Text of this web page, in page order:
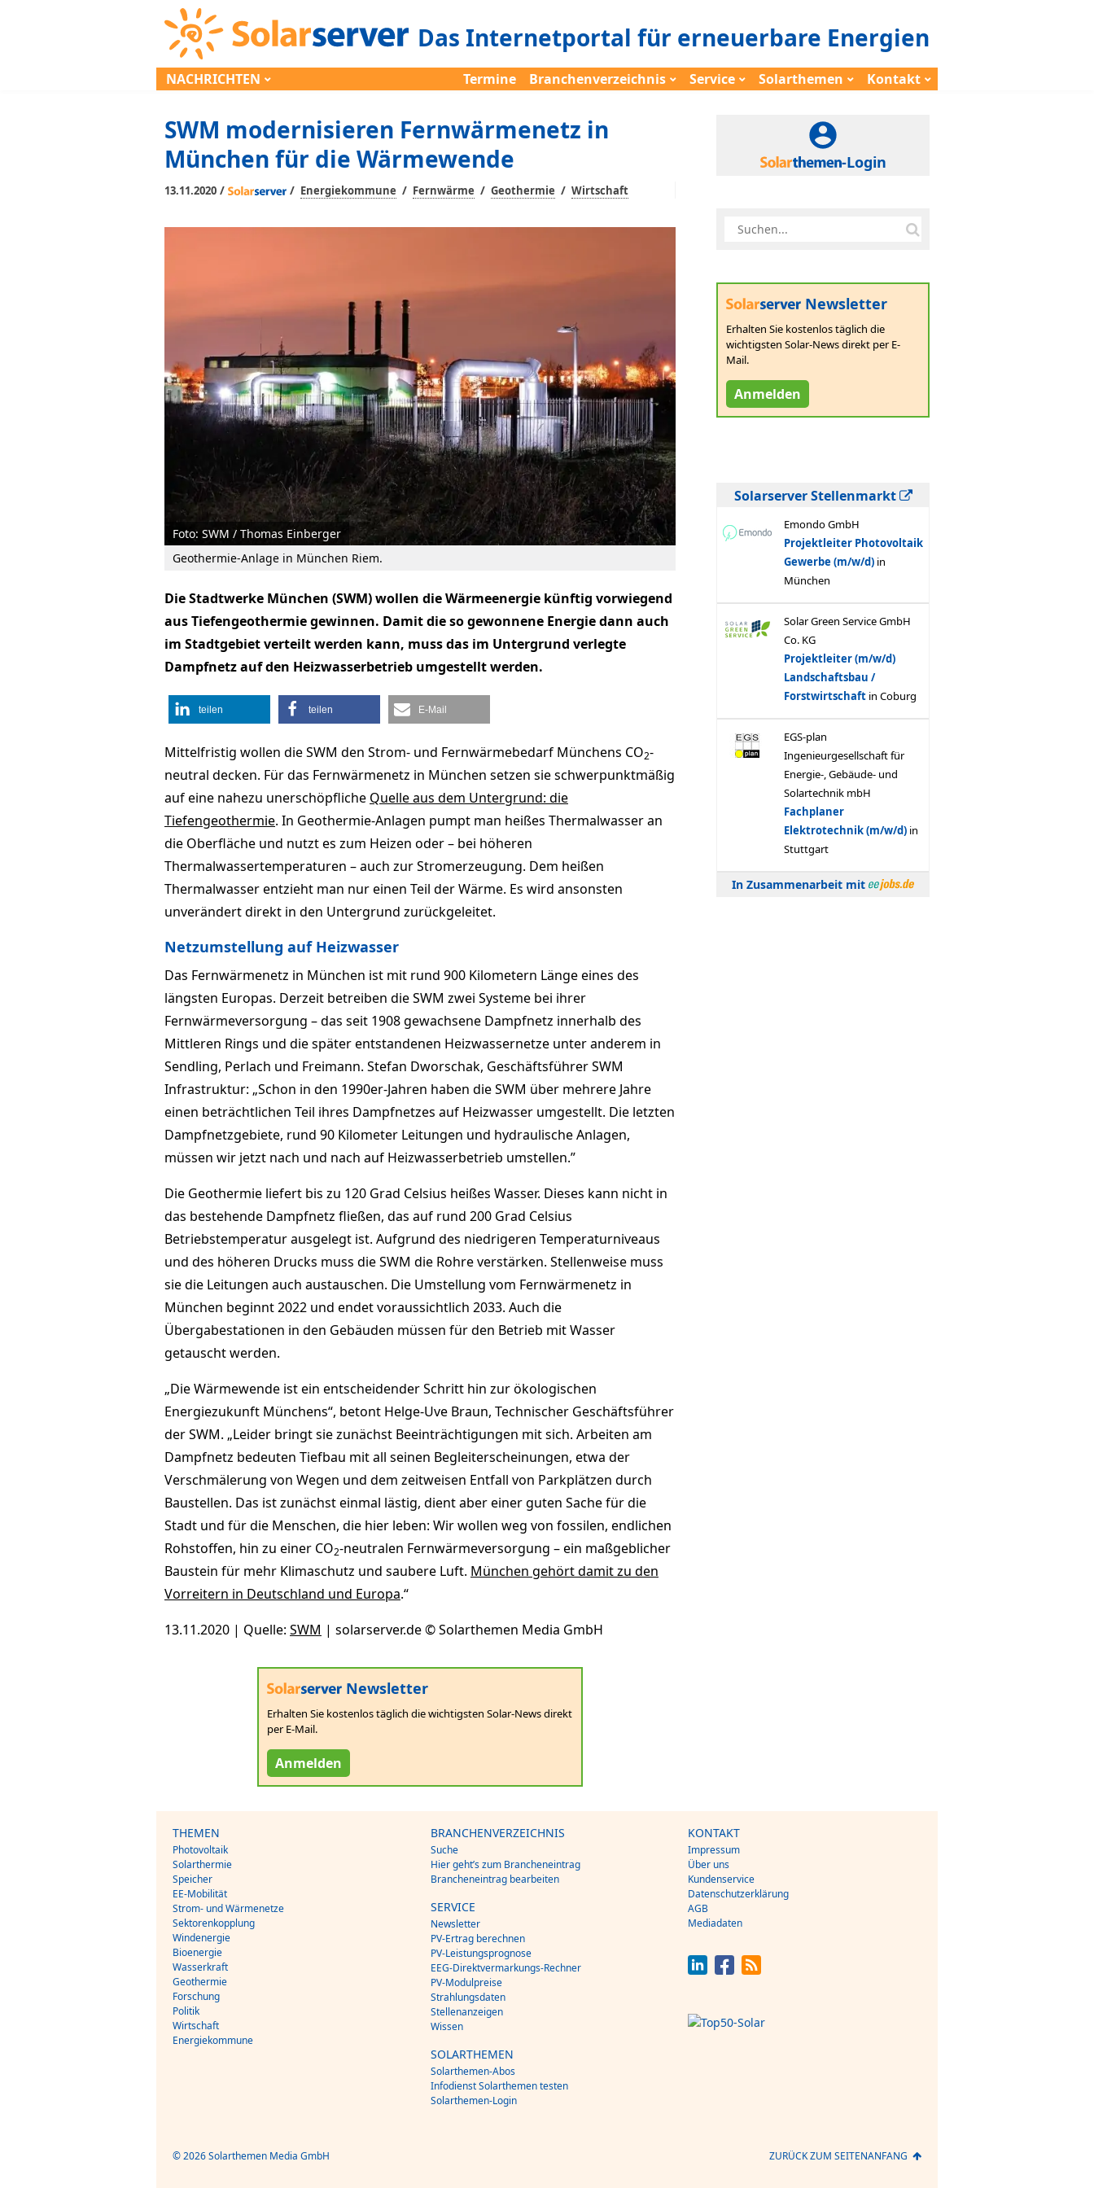
Das Internetportal für erneuerbare Energien
NACHRICHTEN Termine Branchenverzeichnis Service Solarthemen Kontakt
SWM modernisieren Fernwärmenetz in
München für die Wärmewende
13.11.2020 / / Energiekommune / Fernwärme / Geothermie / Wirtschaft
Foto: SWM / Thomas Einberger
Geothermie-Anlage in München Riem.
Die Stadtwerke München (SWM) wollen die Wärmeenergie künftig vorwiegend
aus Tiefengeothermie gewinnen. Damit die so gewonnene Energie dann auch
im Stadtgebiet verteilt werden kann, muss das im Untergrund verlegte
Dampfnetz auf den Heizwasserbetrieb umgestellt werden.
teilen teilen E-Mail
Mittelfristig wollen die SWM den Strom- und Fernwärmebedarf Münchens CO2-
neutral decken. Für das Fernwärmenetz in München setzen sie schwerpunktmäßig
auf eine nahezu unerschöpfliche Quelle aus dem Untergrund: die
Tiefengeothermie. In Geothermie-Anlagen pumpt man heißes Thermalwasser an
die Oberfläche und nutzt es zum Heizen oder – bei höheren
Thermalwassertemperaturen – auch zur Stromerzeugung. Dem heißen
Thermalwasser entzieht man nur einen Teil der Wärme. Es wird ansonsten
unverändert direkt in den Untergrund zurückgeleitet.
Netzumstellung auf Heizwasser
Das Fernwärmenetz in München ist mit rund 900 Kilometern Länge eines des
längsten Europas. Derzeit betreiben die SWM zwei Systeme bei ihrer
Fernwärmeversorgung – das seit 1908 gewachsene Dampfnetz innerhalb des
Mittleren Rings und die später entstandenen Heizwassernetze unter anderem in
Sendling, Perlach und Freimann. Stefan Dworschak, Geschäftsführer SWM
Infrastruktur: „Schon in den 1990er-Jahren haben die SWM über mehrere Jahre
einen beträchtlichen Teil ihres Dampfnetzes auf Heizwasser umgestellt. Die letzten
Dampfnetzgebiete, rund 90 Kilometer Leitungen und hydraulische Anlagen,
müssen wir jetzt nach und nach auf Heizwasserbetrieb umstellen.”
Die Geothermie liefert bis zu 120 Grad Celsius heißes Wasser. Dieses kann nicht in
das bestehende Dampfnetz fließen, das auf rund 200 Grad Celsius
Betriebstemperatur ausgelegt ist. Aufgrund des niedrigeren Temperaturniveaus
und des höheren Drucks muss die SWM die Rohre verstärken. Stellenweise muss
sie die Leitungen auch austauschen. Die Umstellung vom Fernwärmenetz in
München beginnt 2022 und endet voraussichtlich 2033. Auch die
Übergabestationen in den Gebäuden müssen für den Betrieb mit Wasser
getauscht werden.
„Die Wärmewende ist ein entscheidender Schritt hin zur ökologischen
Energiezukunft Münchens“, betont Helge-Uve Braun, Technischer Geschäftsführer
der SWM. „Leider bringt sie zunächst Beeinträchtigungen mit sich. Arbeiten am
Dampfnetz bedeuten Tiefbau mit all seinen Begleiterscheinungen, etwa der
Verschmälerung von Wegen und dem zeitweisen Entfall von Parkplätzen durch
Baustellen. Das ist zunächst einmal lästig, dient aber einer guten Sache für die
Stadt und für die Menschen, die hier leben: Wir wollen weg von fossilen, endlichen
Rohstoffen, hin zu einer CO2-neutralen Fernwärmeversorgung – ein maßgeblicher
Baustein für mehr Klimaschutz und saubere Luft. München gehört damit zu den
Vorreitern in Deutschland und Europa.“
13.11.2020 | Quelle: SWM | solarserver.de © Solarthemen Media GmbH
Newsletter
Erhalten Sie kostenlos täglich die wichtigsten Solar-News direkt
per E-Mail.
Anmelden
-Login
Newsletter
Erhalten Sie kostenlos täglich die
wichtigsten Solar-News direkt per E-
Mail.
Anmelden
Solarserver Stellenmarkt
In Zusammenarbeit mit
THEMEN
Photovoltaik
Solarthermie
Speicher
EE-Mobilität
Strom- und Wärmenetze
Sektorenkopplung
Windenergie
Bioenergie
Wasserkraft
Geothermie
Forschung
Politik
Wirtschaft
Energiekommune
BRANCHENVERZEICHNIS
Suche
Hier geht’s zum Brancheneintrag
Brancheneintrag bearbeiten
SERVICE
Newsletter
PV-Ertrag berechnen
PV-Leistungsprognose
EEG-Direktvermarkungs-Rechner
PV-Modulpreise
Strahlungsdaten
Stellenanzeigen
Wissen
SOLARTHEMEN
Solarthemen-Abos
Infodienst Solarthemen testen
Solarthemen-Login
KONTAKT
Impressum
Über uns
Kundenservice
Datenschutzerklärung
AGB
Mediadaten
© 2026 Solarthemen Media GmbH ZURÜCK ZUM SEITENANFANG